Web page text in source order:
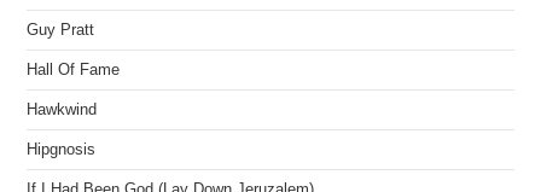
Guy Pratt
Hall Of Fame
Hawkwind
Hipgnosis